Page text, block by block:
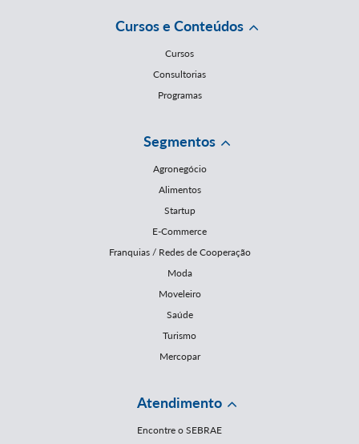
Cursos e Conteúdos
Cursos
Consultorias
Programas
Segmentos
Agronegócio
Alimentos
Startup
E-Commerce
Franquias / Redes de Cooperação
Moda
Moveleiro
Saúde
Turismo
Mercopar
Atendimento
Encontre o SEBRAE